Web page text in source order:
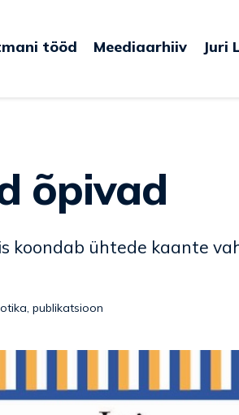
tööd Meediaarhiiv Juri
õpivad
koondab ühtede kaante
, publikatsioon